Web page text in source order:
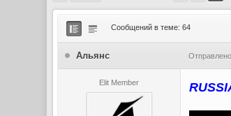
Сообщений в теме: 64
Альянс Отправлено
Elit Member